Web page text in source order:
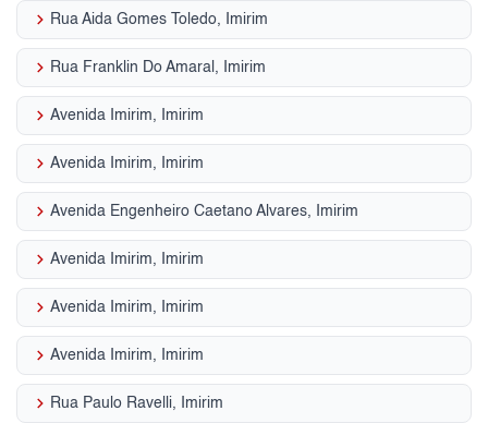
keyboard_arrow_right Rua Aida Gomes Toledo, Imirim
keyboard_arrow_right Rua Franklin Do Amaral, Imirim
keyboard_arrow_right Avenida Imirim, Imirim
keyboard_arrow_right Avenida Imirim, Imirim
keyboard_arrow_right Avenida Engenheiro Caetano Alvares, Imirim
keyboard_arrow_right Avenida Imirim, Imirim
keyboard_arrow_right Avenida Imirim, Imirim
keyboard_arrow_right Avenida Imirim, Imirim
keyboard_arrow_right Rua Paulo Ravelli, Imirim